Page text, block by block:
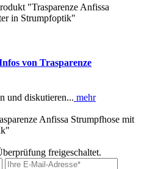
"Trasparenze Anfissa
in Strumpfoptik"
von Trasparenze
und diskutieren... mehr
Anfissa Strumpfhose mit
freigeschaltet.